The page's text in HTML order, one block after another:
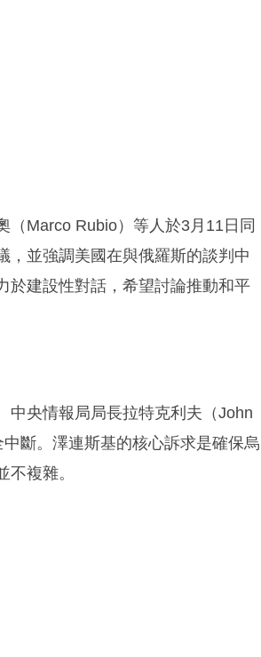
（Marco Rubio）等人於3月11日同
，並強調美國在與俄羅斯的談判中
於建設性對話，希望討論推動和平
中央情報局局長拉特克利夫（John
斷。澤連斯基的核心訴求是確保烏
複雜。